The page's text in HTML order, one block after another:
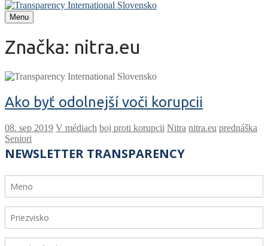
Menu
Značka: nitra.eu
Ako byť odolnejší voči korupcii
V médiach boj proti korupcii Nitra nitra.eu prednáška
Seniori